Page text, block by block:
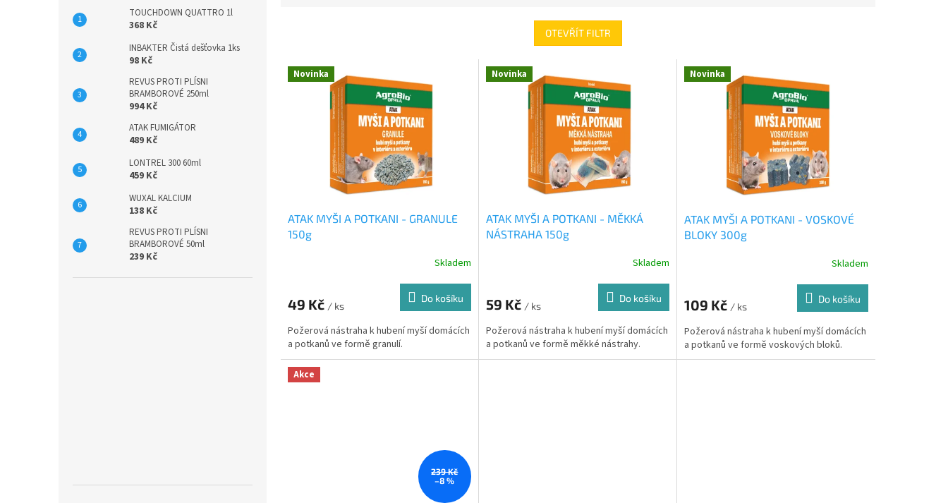
TOUCHDOWN QUATTRO 1l
368 Kč
INBAKTER Čistá dešťovka 1ks
98 Kč
REVUS PROTI PLÍSNI
BRAMBOROVÉ 250ml
994 Kč
ATAK FUMIGÁTOR
489 Kč
LONTREL 300 60ml
459 Kč
WUXAL KALCIUM
138 Kč
REVUS PROTI PLÍSNI
BRAMBOROVÉ 50ml
239 Kč
OTEVŘÍT FILTR
V Novinka
ATAK MYŠI A POTKANI - GRANULE
150g
Skladem
49 Kč / ks
Do košíku
Požerová nástraha k hubení myší domácích
a potkanů ve formě granulí.
Novinka
ATAK MYŠI A POTKANI - MĚKKÁ
NÁSTRAHA 150g
Skladem
59 Kč / ks
Do košíku
Požerová nástraha k hubení myší domácích
a potkanů ve formě měkké nástrahy.
Novinka
ATAK MYŠI A POTKANI - VOSKOVÉ
BLOKY 300g
Skladem
109 Kč / ks
Do košíku
Požerová nástraha k hubení myší domácích
a potkanů ve formě voskových bloků.
Akce
239 Kč
–8 %